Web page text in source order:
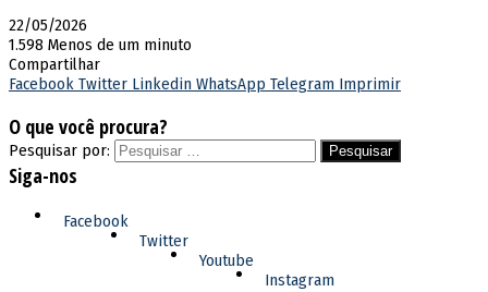
22/05/2026
1.598 Menos de um minuto
Compartilhar
Facebook Twitter Linkedin WhatsApp Telegram Imprimir
O que você procura?
Pesquisar por:
Siga-nos
Facebook
Twitter
Youtube
Instagram